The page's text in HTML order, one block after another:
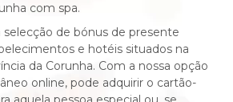
com spa.
selecção de bónus de presente
e hotéis situados na
da Corunha. Com a nossa opção
online, pode adquirir o cartão-